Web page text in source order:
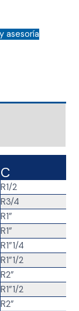
asesoría
C
R1/2
R3/4
R1”
R1”
R1”1/4
R1”1/2
R2”
R1”1/2
R2”